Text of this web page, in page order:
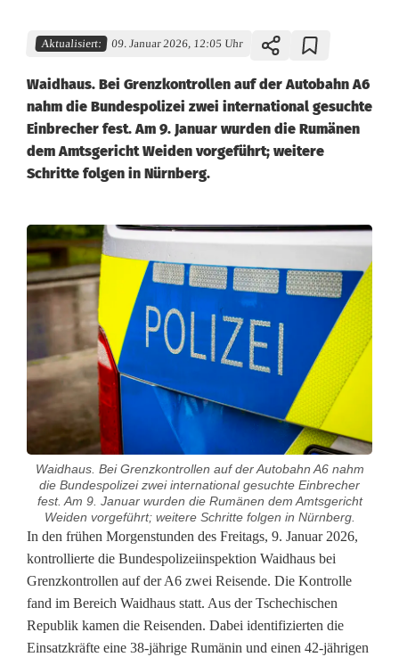
Aktualisiert: 09. Januar 2026, 12:05 Uhr
Waidhaus. Bei Grenzkontrollen auf der Autobahn A6
nahm die Bundespolizei zwei international gesuchte
Einbrecher fest. Am 9. Januar wurden die Rumänen
dem Amtsgericht Weiden vorgeführt; weitere
Schritte folgen in Nürnberg.
Waidhaus. Bei Grenzkontrollen auf der Autobahn A6 nahm
die Bundespolizei zwei international gesuchte Einbrecher
fest. Am 9. Januar wurden die Rumänen dem Amtsgericht
Weiden vorgeführt; weitere Schritte folgen in Nürnberg.
B
u
n
d
In den frühen Morgenstunden des Freitags, 9. Januar 2026,
kontrollierte die Bundespolizeiinspektion Waidhaus bei
Grenzkontrollen auf der A6 zwei Reisende. Die Kontrolle
fand im Bereich Waidhaus statt. Aus der Tschechischen
Republik kamen die Reisenden. Dabei identifizierten die
Einsatzkräfte eine 38-jährige Rumänin und einen 42-jährigen